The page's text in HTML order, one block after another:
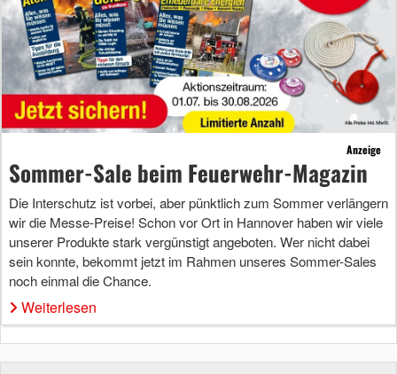
Anzeige
Sommer-Sale beim Feuerwehr-Magazin
Die Interschutz ist vorbei, aber pünktlich zum Sommer verlängern
wir die Messe-Preise! Schon vor Ort in Hannover haben wir viele
unserer Produkte stark vergünstigt angeboten. Wer nicht dabei
sein konnte, bekommt jetzt im Rahmen unseres Sommer-Sales
noch einmal die Chance.
Weiterlesen